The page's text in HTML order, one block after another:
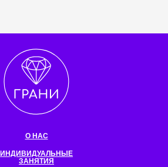
ИНДИВИДУАЛЬНЫЕ
ЗАНЯТИЯ
О НАС